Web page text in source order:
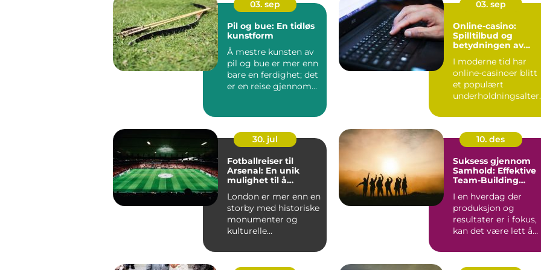
03. sep
Pil og bue: En tidløs
kunstform
Å mestre kunsten av
pil og bue er mer enn
bare en ferdighet; det
er en reise gjennom
03. sep
Online-casino:
Spilltilbud og
betydningen av
I moderne tid har
online-casinoer blitt
et populært
mennesk...
30. jul
Fotballreiser til
Arsenal: En unik
mulighet til å
London er mer enn en
storby med historiske
monumenter og
kulturelle
også ...
10. des
Suksess gjennom
Samhold: Effektive
Team-Building
I en hverdag der
produksjon og
resultater er i fokus,
kan det være lett å